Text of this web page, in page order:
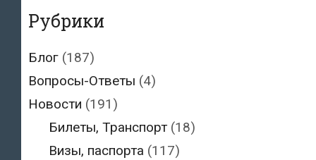
Рубрики
Блог (187)
Вопросы-Ответы (4)
Новости (191)
Билеты, Транспорт(18)
Визы, паспорта (117)